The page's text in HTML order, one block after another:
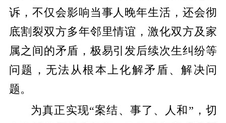
诉，不仅会影响当事人晚年生活，还会彻
底割裂双方多年邻里情谊，激化双方及家
属之间的矛盾，极易引发后续次生纠纷等
问题，无法从根本上化解矛盾、解决问
题。
为真正实现“案结、事了、人和”，切